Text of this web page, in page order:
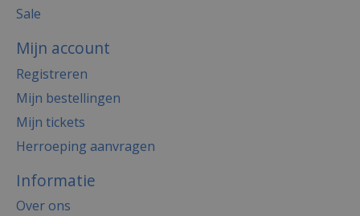
Sale
Mijn account
Registreren
Mijn bestellingen
Mijn tickets
Herroeping aanvragen
Informatie
Over ons